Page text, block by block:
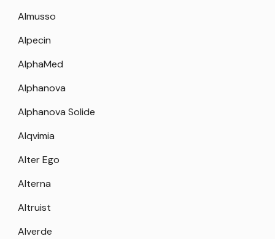
Almusso
Alpecin
AlphaMed
Alphanova
Alphanova Solide
Alqvimia
Alter Ego
Alterna
Altruist
Alverde